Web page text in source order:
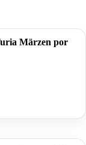
Märzen por